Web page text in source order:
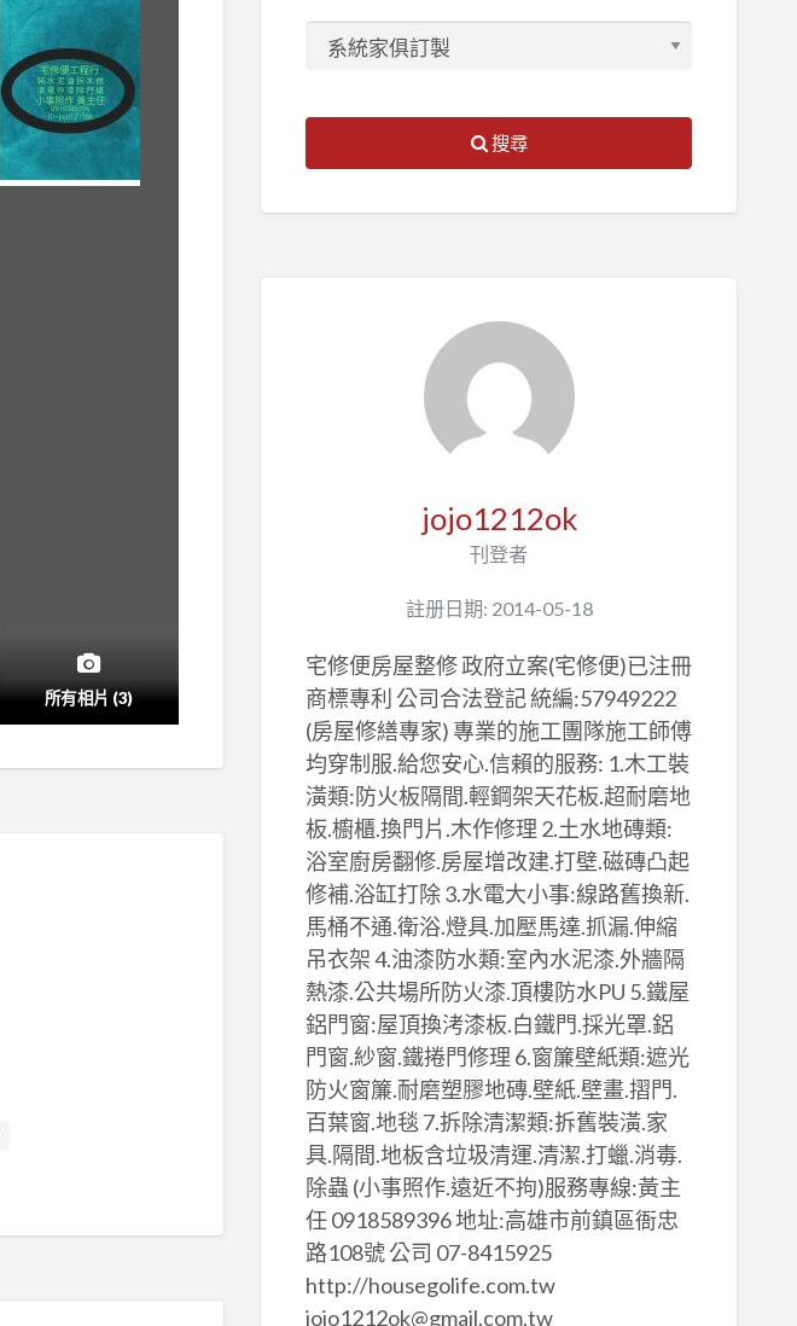
所有相片 (3)
搜尋
jojo1212ok
刊登者
註册日期: 2014-05-18
宅修便房屋整修 政府立案(宅修便)已注冊
商標專利 公司合法登記 統編:57949222
(房屋修繕專家) 專業的施工團隊施工師傅
均穿制服.給您安心.信賴的服務: 1.木工裝
潢類:防火板隔間.輕鋼架天花板.超耐磨地
板.櫥櫃.換門片.木作修理 2.土水地磚類:
浴室廚房翻修.房屋增改建.打壁.磁磚凸起
修補.浴缸打除 3.水電大小事:線路舊換新.
馬桶不通.衛浴.燈具.加壓馬達.抓漏.伸縮
吊衣架 4.油漆防水類:室內水泥漆.外牆隔
熱漆.公共場所防火漆.頂樓防水PU 5.鐵屋
鋁門窗:屋頂換洘漆板.白鐵門.採光罩.鋁
門窗.紗窗.鐵捲門修理 6.窗簾壁紙類:遮光
防火窗簾.耐磨塑膠地磚.壁紙.壁畫.摺門.
百葉窗.地毯 7.拆除清潔類:拆舊裝潢.家
具.隔間.地板含垃圾清運.清潔.打蠟.消毒.
除蟲 (小事照作.遠近不拘)服務專線:黃主
任 0918589396 地址:高雄市前鎮區衙忠
路108號 公司 07-8415925
http://housegolife.com.tw
jojo1212ok@gmail.com.tw